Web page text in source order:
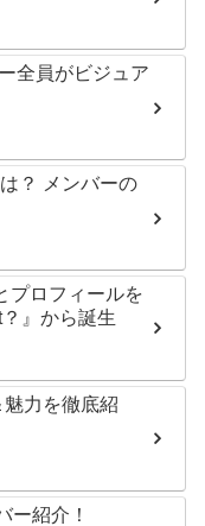
全員がビジュア
？ メンバーの
プロフィールを
』から誕生
魅力を徹底紹
ー紹介！